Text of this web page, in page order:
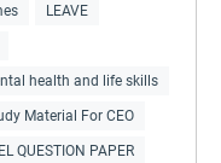
LEAVE
health and life skills
Material For CEO
QUESTION PAPER